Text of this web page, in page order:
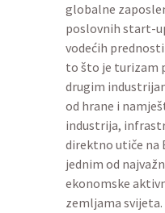
globalne
poslovnih start-
vodećih
to što je turizam
drugim
od hrane i
industrija,
direktno utiče na
jednim od
ekonomske
zemljama svijeta.